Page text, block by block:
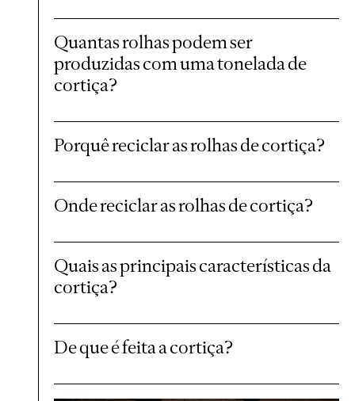
Quantas rolhas podem ser
produzidas com uma tonelada de
cortiça?
Porquê reciclar as rolhas de cortiça?
Onde reciclar as rolhas de cortiça?
Quais as principais características da
cortiça?
De que é feita a cortiça?